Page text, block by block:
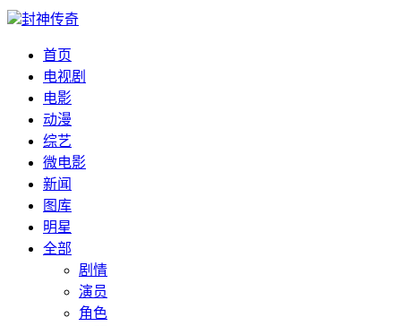
封神传奇
首页
电视剧
电影
动漫
综艺
微电影
新闻
图库
明星
全部
剧情
演员
角色